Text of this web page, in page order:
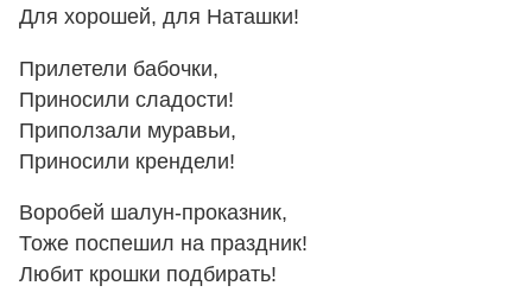
Для хорошей, для Наташки!
Прилетели бабочки,
Приносили сладости!
Приползали муравьи,
Приносили крендели!
Воробей шалун-проказник,
Тоже поспешил на праздник!
Любит крошки подбирать!